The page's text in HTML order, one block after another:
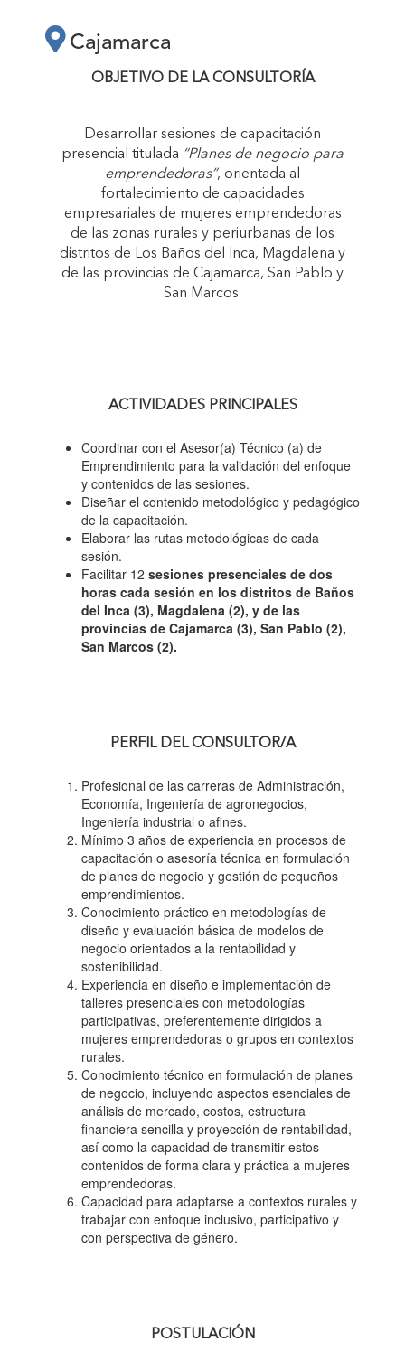
TITULADA “PLANES
DE NEGOCIO PARA
EMPRENDEDORAS”"
Cajamarca
OBJETIVO DE LA CONSULTORÍA
Desarrollar sesiones de capacitación
presencial titulada “Planes de negocio para
emprendedoras”, orientada al
fortalecimiento de capacidades
empresariales de mujeres emprendedoras
de las zonas rurales y periurbanas de los
distritos de Los Baños del Inca, Magdalena y
de las provincias de Cajamarca, San Pablo y
San Marcos.
ACTIVIDADES PRINCIPALES
Coordinar con el Asesor(a) Técnico (a) de
Emprendimiento para la validación del enfoque
y contenidos de las sesiones.
Diseñar el contenido metodológico y pedagógico
de la capacitación.
Elaborar las rutas metodológicas de cada
sesión.
Facilitar 12 sesiones presenciales de dos
horas cada sesión en los distritos de Baños
del Inca (3), Magdalena (2), y de las
provincias de Cajamarca (3), San Pablo (2),
San Marcos (2).
PERFIL DEL CONSULTOR/A
Profesional de las carreras de Administración,
Economía, Ingeniería de agronegocios,
Ingeniería industrial o afines.
Mínimo 3 años de experiencia en procesos de
capacitación o asesoría técnica en formulación
de planes de negocio y gestión de pequeños
emprendimientos.
Conocimiento práctico en metodologías de
diseño y evaluación básica de modelos de
negocio orientados a la rentabilidad y
sostenibilidad.
Experiencia en diseño e implementación de
talleres presenciales con metodologías
participativas, preferentemente dirigidos a
mujeres emprendedoras o grupos en contextos
rurales.
Conocimiento técnico en formulación de planes
de negocio, incluyendo aspectos esenciales de
análisis de mercado, costos, estructura
financiera sencilla y proyección de rentabilidad,
así como la capacidad de transmitir estos
contenidos de forma clara y práctica a mujeres
emprendedoras.
Capacidad para adaptarse a contextos rurales y
trabajar con enfoque inclusivo, participativo y
con perspectiva de género.
POSTULACIÓN